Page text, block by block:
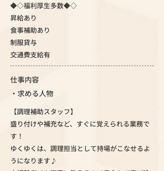
◆◇福利厚生多数◆◇
昇給あり
食事補助あり
制服貸与
交通費支給有
仕事内容
・求める人物
【調理補助スタッフ】
盛り付けや補充など、すぐに覚えられる業務で
す！
ゆくゆくは、調理担当として持場がこなせるよ
うになります♪